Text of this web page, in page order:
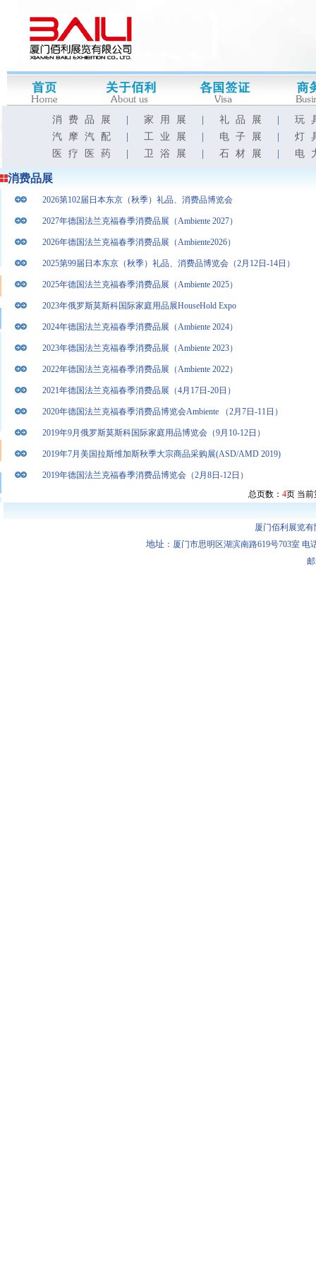
消费品展 |家用展 |礼品展 |玩
汽摩汽配
|工业展 电子展 |灯
医疗医药
|卫浴展 |石材展 电
消费品展
2026第102届日本东京（秋季）礼品、消费品博览会
2027年德国法兰克福春季消费品展（Ambiente 2027）
2026年德国法兰克福春季消费品展（Ambiente2026）
2025第99届日本东京（秋季）礼品、消费品博览会（2月12日-14日）
2025年德国法兰克福春季消费品展（Ambiente 2025）
2023年俄罗斯莫斯科国际家庭用品展HouseHold Expo
2024年德国法兰克福春季消费品展（Ambiente 2024）
2023年德国法兰克福春季消费品展（Ambiente 2023）
2022年德国法兰克福春季消费品展（Ambiente 2022）
2021年德国法兰克福春季消费品展（4月17日-20日）
2020年德国法兰克福春季消费品博览会Ambiente （2月7日-11日）
2019年9月俄罗斯莫斯科国际家庭用品博览会（9月10-12日）
2019年7月美国拉斯维加斯秋季大宗商品采购展(ASD/AMD 2019)
2019年德国法兰克福春季消费品博览会（2月8日-12日）
总页数： 4页 当前
厦门佰利展览
地址 ：厦门市思明区湖滨南路619号703室 电